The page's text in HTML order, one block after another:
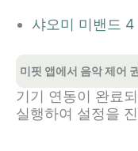
샤오미 미밴드
미핏 앱에서 음악 제어
기기 연동이 완료
실행하여 설정을